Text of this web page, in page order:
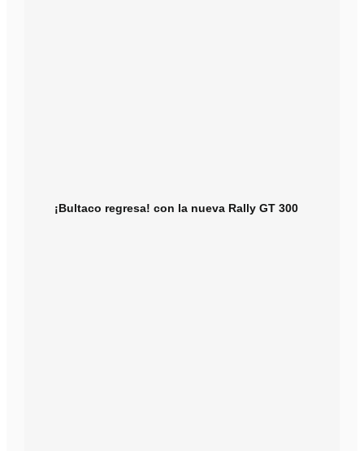
¡Bultaco regresa! con la nueva Rally GT 300